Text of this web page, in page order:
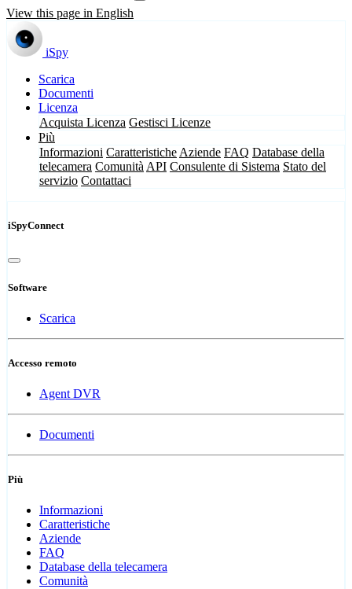
View this page in English
iSpy
Scarica
Documenti
Licenza
Acquista Licenza Gestisci Licenze
Più
Informazioni Caratteristiche Aziende FAQ Database della
telecamera Comunità API Consulente di Sistema Stato del
servizio Contattaci
iSpyConnect
Software
Scarica
Accesso remoto
Agent DVR
Documenti
Più
Informazioni
Caratteristiche
Aziende
FAQ
Database della telecamera
Comunità